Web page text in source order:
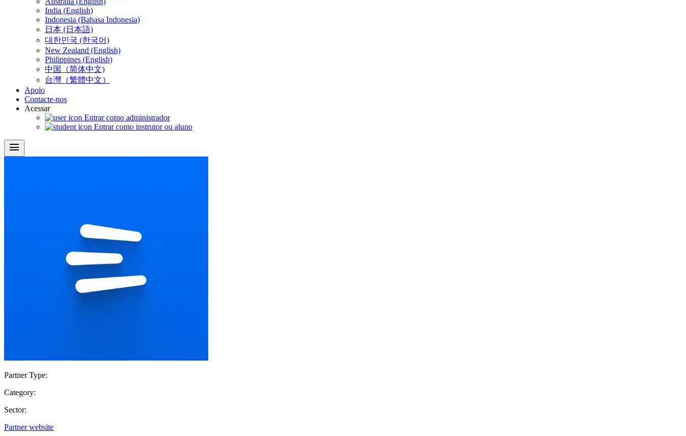
India (English)
Indonesia (Bahasa Indonesia)
日本 (日本語)
대한민국 (한국어)
New Zealand (English)
Philippines (English)
中国（简体中文)
台灣（繁體中文）
Apoio
Contacte-nos
Acessar
Entrar como administrador
Entrar como instrutor ou aluno
menu
Partner Type:
Category:
Sector:
Partner website